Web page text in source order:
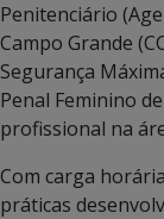
Penitenciário
Campo Grande
Segurança
Penal Feminino
profissional na
Com carga
práticas